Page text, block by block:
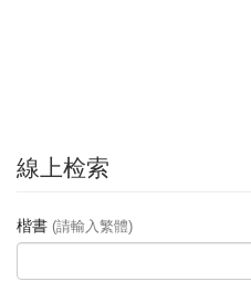
線上检索
楷書 (請輸入繁體)